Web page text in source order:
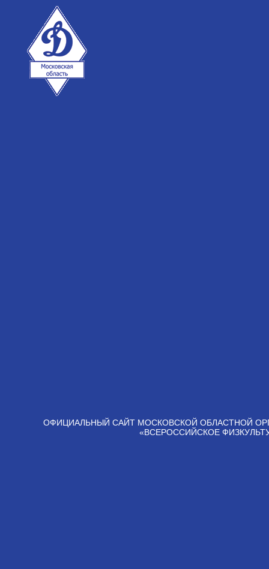
ОФИЦИАЛЬНЫЙ САЙТ МОСКОВСКОЙ ОБЛАСТНОЙ
«ВСЕРОССИЙСКОЕ